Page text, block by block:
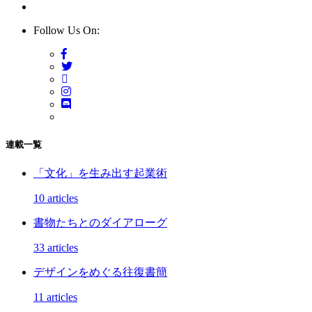
Follow Us On:
連載一覧
「文化」を生み出す起業術
10 articles
書物たちとのダイアローグ
33 articles
デザインをめぐる往復書簡
11 articles